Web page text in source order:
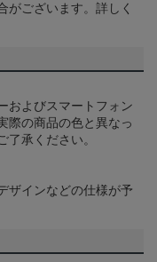
がございます。詳しく
およびスマートフォン
際の商品の色と異なっ
承ください。
ザインなどの仕様が予